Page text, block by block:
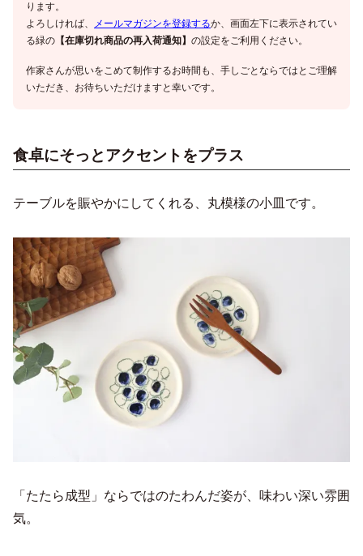
ります。
よろしければ、
メールマガジンを登録するか、画面左下に表示されてい
る緑の 【在庫切れ商品の再入荷通知】 の設定をご利用ください。
作家さんが思いをこめて制作するお時間も、手しごとならではとご理解
いただき、お待ちいただけますと幸いです。
食卓にそっとアクセントをプラス
テーブルを賑やかにしてくれる、丸模様の小皿です。
「たたら成型」ならではのたわんだ姿が、味わい深い雰囲
気。